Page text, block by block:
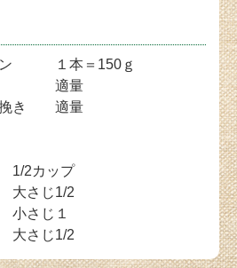
ン １本＝150ｇ
量
挽き 適量
2カップ
じ1/2
じ１
さじ1/2